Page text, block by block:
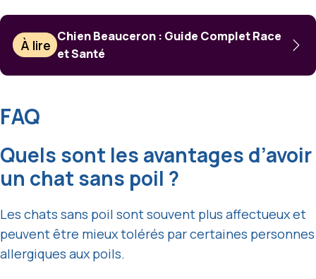
À lire
Chien Beauceron : Guide Complet Race
et Santé
FAQ
Quels sont les avantages d’avoir
un chat sans poil ?
Les chats sans poil sont souvent plus affectueux et
peuvent être mieux tolérés par certaines personnes
allergiques aux poils.